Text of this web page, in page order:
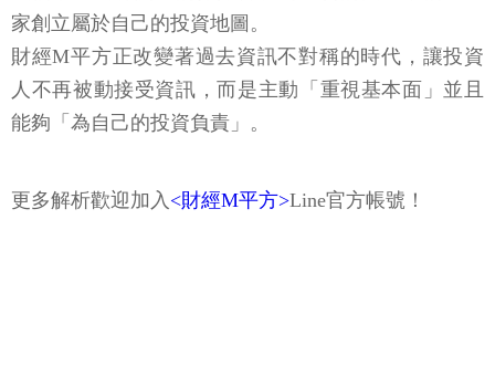
家創立屬於自己的投資地圖。
財經M平方正改變著過去資訊不對稱的時代，讓投資
人不再被動接受資訊，而是主動「重視基本面」並且
能夠「為自己的投資負責」。
更多解析歡迎加入 <財經M平方>Line官方帳號！